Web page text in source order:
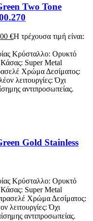
Two Tone
€Η τρέχουσα τιμή είναι:
Κρύσταλλο: Ορυκτό
Super Metal
Χρώμα Δεσίματος:
λειτουργίες: Όχι
αντιπροσωπείας.
Gold Stainless
Κρύσταλλο: Ορυκτό
Super Metal
Χρώμα Δεσίματος:
λειτουργίες: Όχι
αντιπροσωπείας.